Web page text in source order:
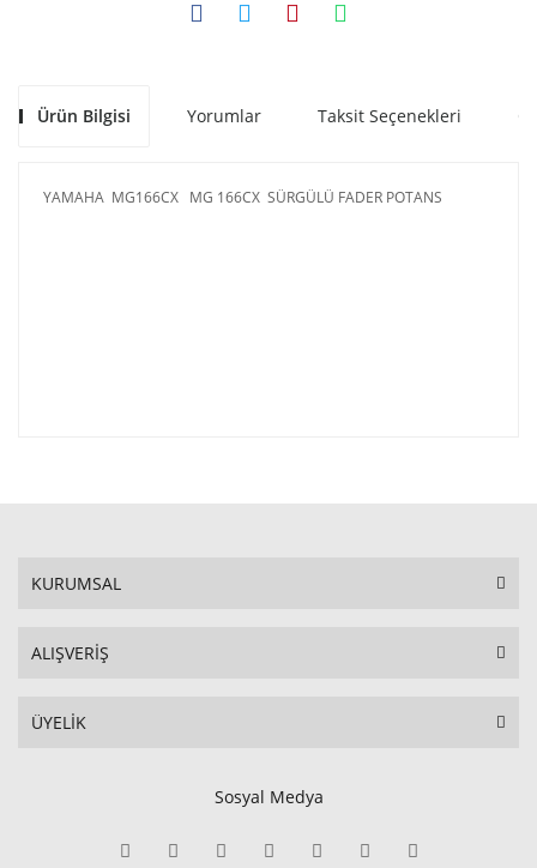
Ürün Bilgisi Yorumlar Taksit Seçenekleri
YAMAHA MG166CX MG 166CX SÜRGÜLÜ FADER POTANS
KURUMSAL
ALIŞVERİŞ
ÜYELİK
Sosyal Medya